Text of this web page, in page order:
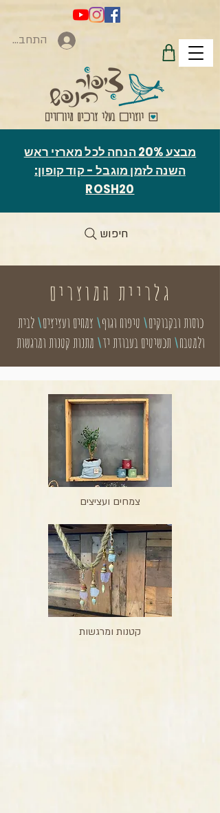
התחברות
חיפוש
מבצע 20% הנחה לכל מארזי ראש
השנה לזמן מוגבל - קוד קופון:
ROSH20
גלריית המוצרים
כוסות ובקבוקים\ טיפוח וגוף\ צמחים ועציצים\לבית
ולמטבח\ תכשיטים בעבודת יד\ מתנות קטנות ומרגשות
צמחים ועציצים
קטנות ומרגשות